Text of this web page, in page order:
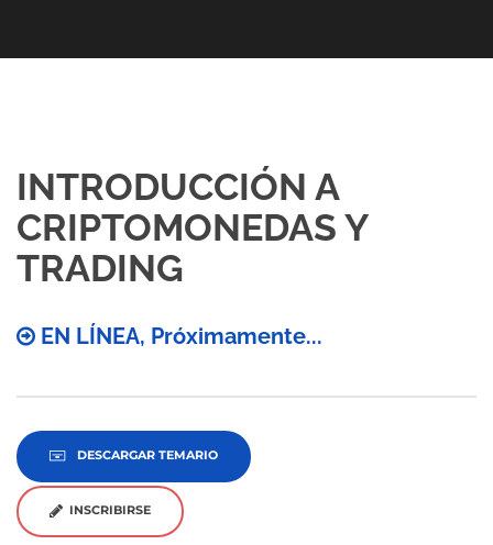
INTRODUCCIÓN A
CRIPTOMONEDAS Y
TRADING
EN LÍNEA, Próximamente...
DESCARGAR TEMARIO
INSCRIBIRSE